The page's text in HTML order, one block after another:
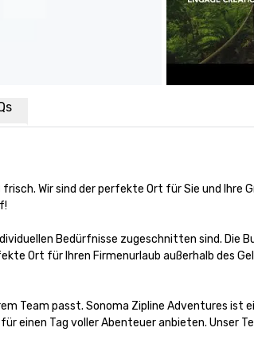
Wir sind der perfekte Ort für Sie und Ihre
Bedürfnisse zugeschnitten sind. Die
Ort für Ihren Firmenurlaub außerhalb des
Team passt. Sonoma Zipline Adventures ist
einen Tag voller Abenteuer anbieten. Unser